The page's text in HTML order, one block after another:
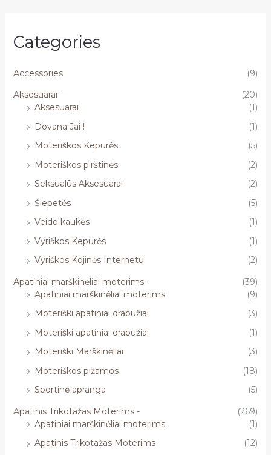
Categories
Accessories
(9)
Aksesuarai -
(20)
Aksesuarai
(1)
Dovana Jai !
(1)
Moteriškos Kepurės
(5)
Moteriškos pirštinės
(2)
Seksualūs Aksesuarai
(2)
Šlepetės
(5)
Veido kaukės
(1)
Vyriškos Kepurės
(1)
Vyriškos Kojinės Internetu
(2)
Apatiniai marškinėliai moterims -
(39)
Apatiniai marškinėliai moterims
(9)
Moteriški apatiniai drabužiai
(3)
Moteriški apatiniai drabužiai
(1)
Moteriški Marškinėliai
(3)
Moteriškos pižamos
(18)
Sportinė apranga
(5)
Apatinis Trikotažas Moterims -
(269)
Apatiniai marškinėliai moterims
(1)
Apatinis Trikotažas Moterims
(12)